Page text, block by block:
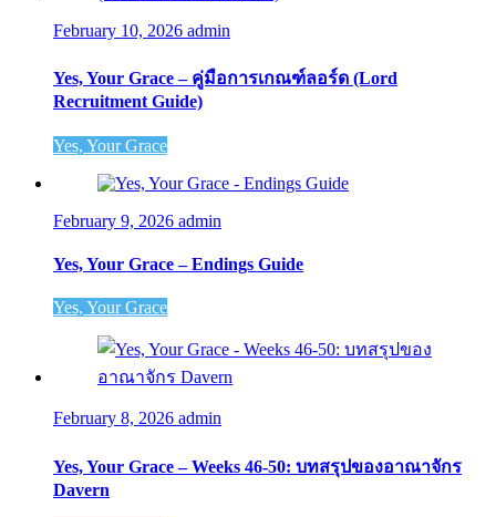
February 10, 2026 admin
Yes, Your Grace – คู่มือการเกณฑ์ลอร์ด (Lord
Recruitment Guide)
Yes, Your Grace
February 9, 2026 admin
Yes, Your Grace – Endings Guide
Yes, Your Grace
February 8, 2026 admin
Yes, Your Grace – Weeks 46-50: บทสรุปของอาณาจักร
Davern